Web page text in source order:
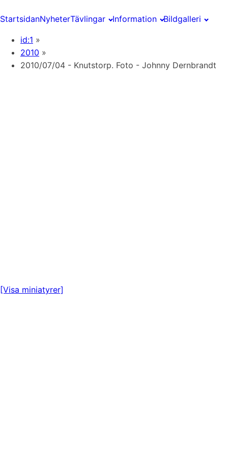
StartsidanNyheterTävlingar Information Bildgalleri
id:1 »
2010 »
2010/07/04 - Knutstorp. Foto - Johnny Dernbrandt
[Visa miniatyrer]